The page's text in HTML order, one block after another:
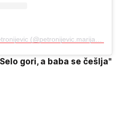
gori, a baba se češlja"